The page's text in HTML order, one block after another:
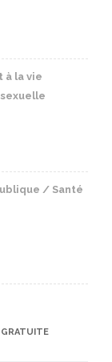
à la vie
/ Santé
GRATUITE